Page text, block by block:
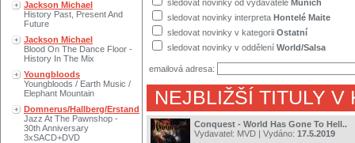
Jackson Michael
History Past, Present And
Future
Jackson Michael
Blood On The Dance Floor -
History In The Mix
Youngbloods
Youngbloods / Earth Music /
Elephant Mountain
Domnerus/Hallberg/Erstand
Jazz At The Pawnshop -
30th Anniversary
3xSACD+DVD
sledovat novinky od vydavatele Munich
sledovat novinky interpreta Hontelé Maite
sledovat novinky v kategorii Ostatní
sledovat novinky v oddělení World/Salsa
emailová adresa:
NEJBLIŽŠÍ TITULY V
Conquest - World Has Gone To Hell..
Vydavatel: MVD | Vydáno: 17.5.2019